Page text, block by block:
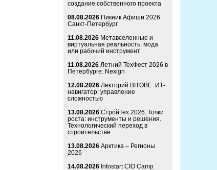
создание собственного проекта
08.08.2026 Пикник Афиши 2026
Санкт-Петербург
11.08.2026 Метавселенные и
виртуальная реальность: мода
или рабочий инструмент
11.08.2026 Летний ТехФест 2026 в
Петербурге: Nexign
12.08.2026 Лекторий BITOBE: ИТ-
навигатор: управление
сложностью
13.08.2026 СтройТех 2026. Точки
роста: инструменты и решения.
Технологический переход в
строительстве
13.08.2026 Арктика – Регионы
2026
14.08.2026 Infostart CIO Camp